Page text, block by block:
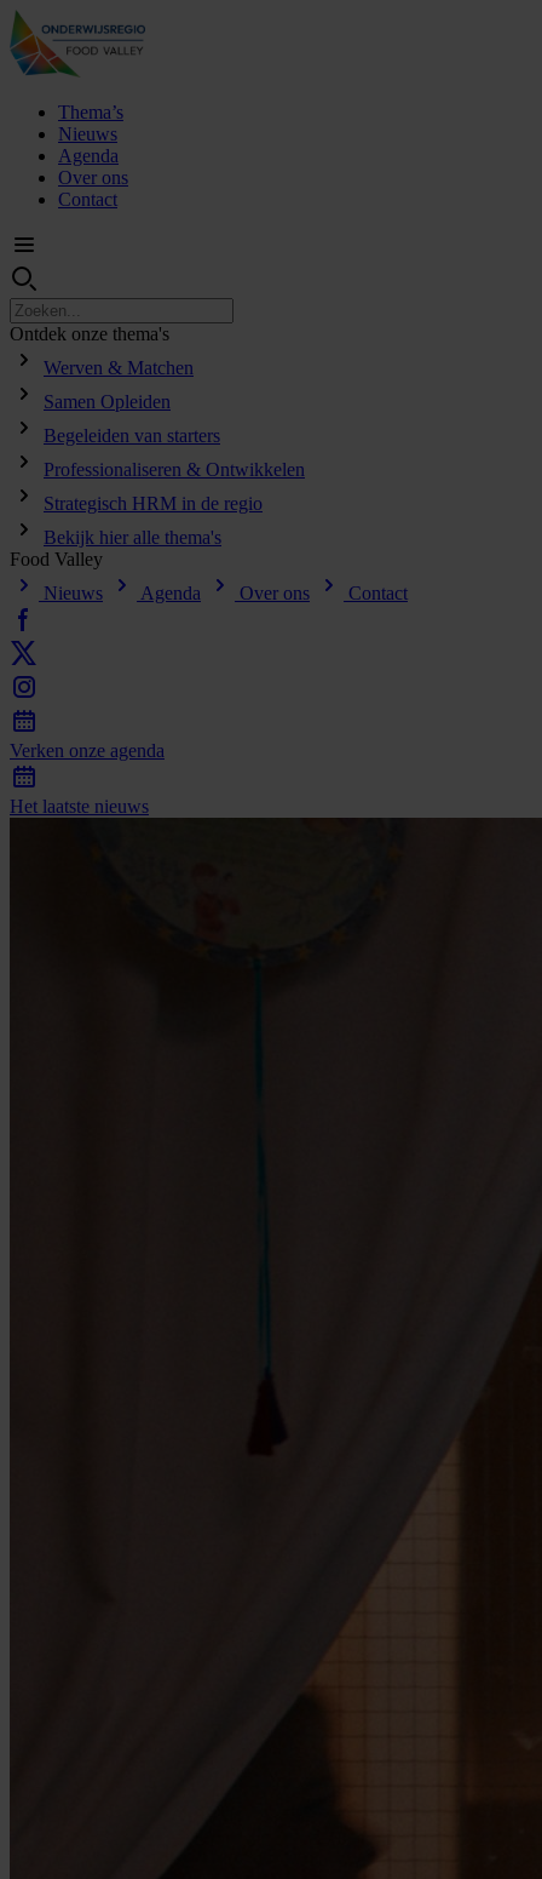
Thema’s
Nieuws
Agenda
Over ons
Contact
Ontdek onze thema's
Werven & Matchen
Samen Opleiden
Begeleiden van starters
Professionaliseren & Ontwikkelen
Strategisch HRM in de regio
Bekijk hier alle thema's
Food Valley
Nieuws
Agenda Over ons Contact
Verken onze agenda
Het laatste nieuws